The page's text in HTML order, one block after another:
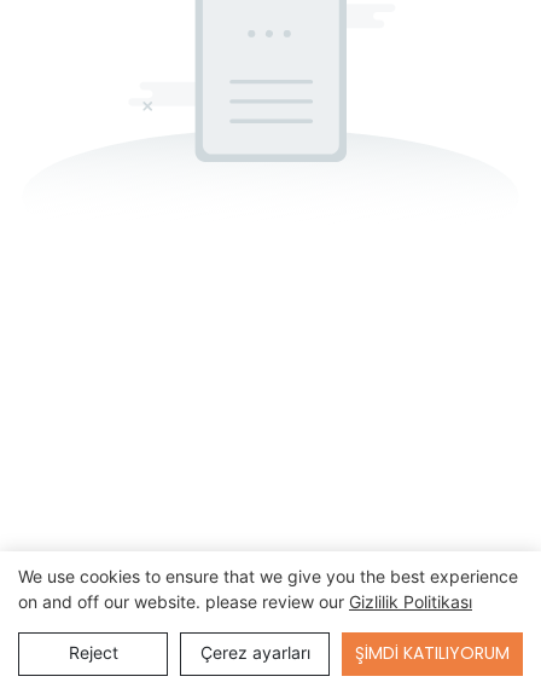
Send Inquiry
We use cookies to ensure that we give you the best experience
on and off our website. please review our Gizlilik Politikası
Reject Çerez ayarları ŞIMDI KATILIYORUM